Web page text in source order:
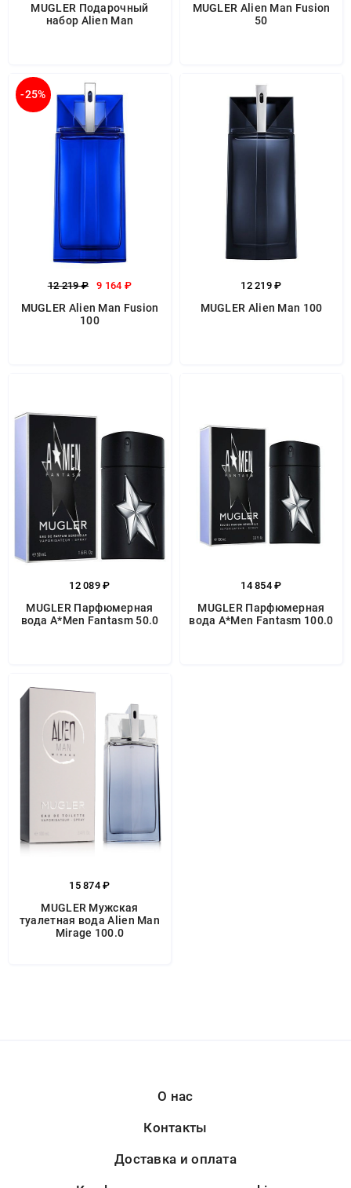
MUGLER Подарочный
набор Alien Man
MUGLER Alien Man Fusion
50
-25%
12 219 ₽ 9 164 ₽
MUGLER Alien Man Fusion
100
12 219 ₽
MUGLER Alien Man 100
12 089 ₽
MUGLER Парфюмерная
вода A*Men Fantasm 50.0
14 854 ₽
MUGLER Парфюмерная
вода A*Men Fantasm 100.0
15 874 ₽
MUGLER Мужская
туалетная вода Alien Man
Mirage 100.0
О нас
Контакты
Доставка и оплата